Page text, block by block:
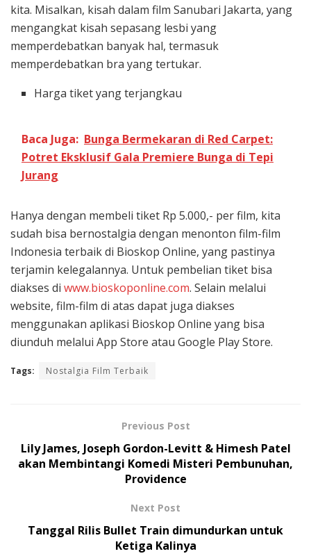
kita. Misalkan, kisah dalam film Sanubari Jakarta, yang
mengangkat kisah sepasang lesbi yang
memperdebatkan banyak hal, termasuk
memperdebatkan bra yang tertukar.
Harga tiket yang terjangkau
Baca Juga: Bunga Bermekaran di Red Carpet:
Potret Eksklusif Gala Premiere Bunga di Tepi
Jurang
Hanya dengan membeli tiket Rp 5.000,- per film, kita
sudah bisa bernostalgia dengan menonton film-film
Indonesia terbaik di Bioskop Online, yang pastinya
terjamin kelegalannya. Untuk pembelian tiket bisa
diakses di www.bioskoponline.com. Selain melalui
website, film-film di atas dapat juga diakses
menggunakan aplikasi Bioskop Online yang bisa
diunduh melalui App Store atau Google Play Store.
Tags: Nostalgia Film Terbaik
Previous Post
Lily James, Joseph Gordon-Levitt & Himesh Patel
akan Membintangi Komedi Misteri Pembunuhan,
Providence
Next Post
Tanggal Rilis Bullet Train dimundurkan untuk
Ketiga Kalinya